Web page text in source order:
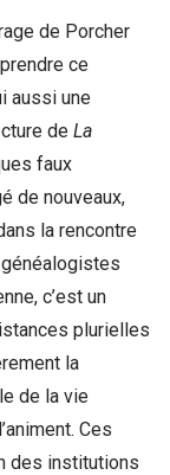
de Porcher
ce
aussi une
de La
faux
de nouveaux,
la rencontre
c’est un
plurielles
la
de la vie
Ces
des institutions